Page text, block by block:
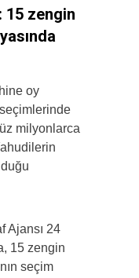
15 zengin
oy
milyonlarca
Ajansı 24
15 zengin
seçim